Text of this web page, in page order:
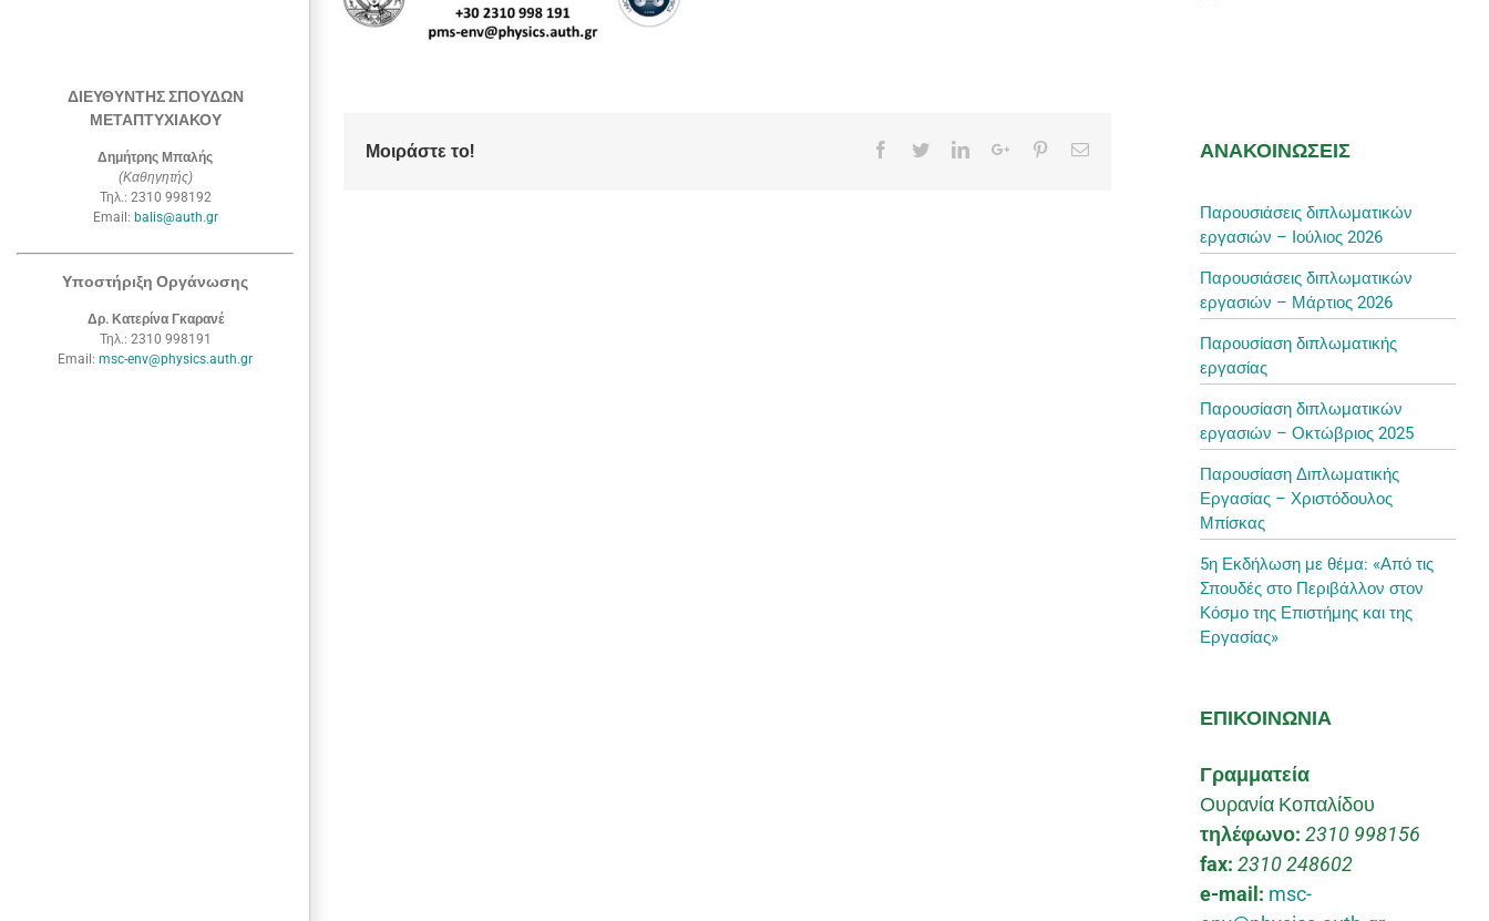
ΔΙΕΥΘΥΝΤΗΣ ΣΠΟΥΔΩΝ
ΜΕΤΑΠΤΥΧΙΑΚΟΥ
Δημήτρης Μπαλής
(Καθηγητής)
Τηλ.: 2310 998192
Email: balis@auth.gr
Υποστήριξη Οργάνωσης
Δρ. Κατερίνα Γκαρανέ
Τηλ.: 2310 998191
Email: msc-env@physics.auth.gr
Μοιράστε το! Facebook
TwitterLinkedInGoogle+PinterestEmail ΑΝΑΚΟΙΝΩΣΕΙΣ
Παρουσιάσεις διπλωματικών
εργασιών – Ιούλιος 2026
Παρουσιάσεις διπλωματικών
εργασιών – Μάρτιος 2026
Παρουσίαση διπλωματικής
εργασίας
Παρουσίαση διπλωματικών
εργασιών – Οκτώβριος 2025
Παρουσίαση Διπλωματικής
Εργασίας – Χριστόδουλος
Μπίσκας
5η Εκδήλωση με θέμα: «Από τις
Σπουδές στο Περιβάλλον στον
Κόσμο της Επιστήμης και της
Εργασίας»
ΕΠΙΚΟΙΝΩΝΙΑ
Γραμματεία
Ουρανία Κοπαλίδου
τηλέφωνο: 2310 998156
fax: 2310 248602
e-mail: msc-